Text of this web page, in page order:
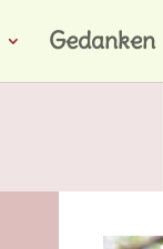
Gedanken